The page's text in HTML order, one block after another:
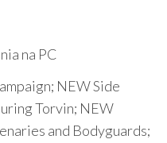
na PC
NEW Side
Torvin; NEW
and Bodyguards;